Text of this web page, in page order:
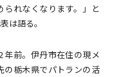
られなくなります。」と
は語る。
年前。伊丹市在住の現メ
の栃木県でパトランの活